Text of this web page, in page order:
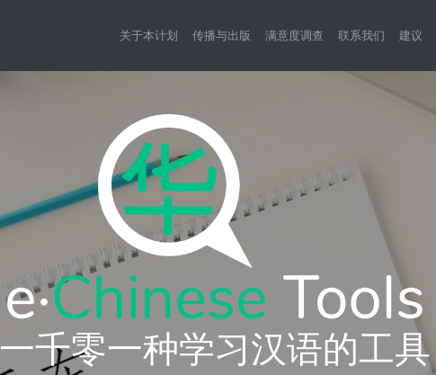
关于本计划 传播与出版 满意度调查 联系我们 建议
一千零一种学习汉语的工具